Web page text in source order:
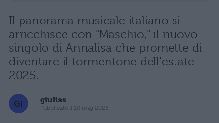
Il panorama musicale italiano si
arricchisce con "Maschio," il nuovo
singolo di Annalisa che promette di
diventare il tormentone dell'estate
2025.
giulias
Pubblicato il 10 mag 2025